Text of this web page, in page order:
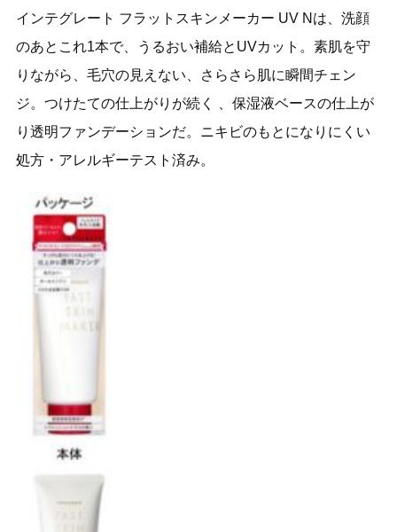
インテグレート フラットスキンメーカー UV Nは、洗顔
のあとこれ1本で、うるおい補給とUVカット。素肌を守
りながら、毛穴の見えない、さらさら肌に瞬間チェン
ジ。つけたての仕上がりが続く 、保湿液ベースの仕上が
り透明ファンデーションだ。ニキビのもとになりにくい
処方・アレルギーテスト済み。